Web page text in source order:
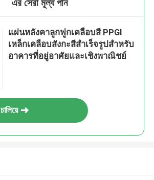
এর সেরা মূল্য পান
แผ่นหลังคาลูกฟูกเคลือบสี PPGI
เหล็กเคลือบสังกะสีสำเร็จรูปสำหรับ
อาคารที่อยู่อาศัยและเชิงพาณิชย์
চালিয়ে